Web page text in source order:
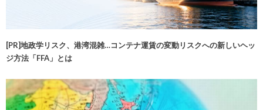
[PR]地政学リスク、港湾混雑…コンテナ運賃の変動リスクへの新しいヘッ
ジ方法「FFA」とは